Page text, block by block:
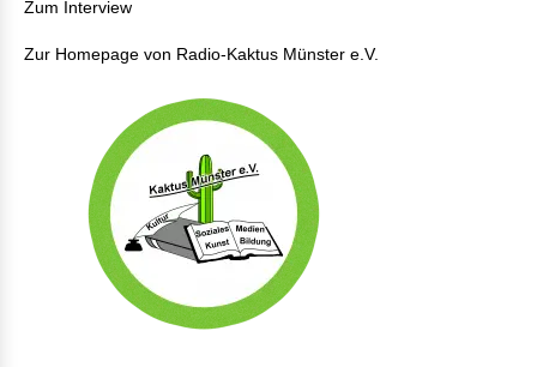
Zum Interview
Zur Homepage von Radio-Kaktus Münster e.V.